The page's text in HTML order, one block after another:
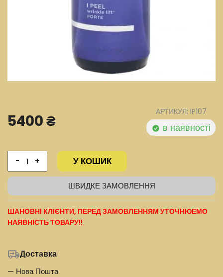
5400 ₴ АРТИКУЛ: IP107
в наявності
- + У КОШИК
ШВИДКЕ ЗАМОВЛЕННЯ
ШАНОВНІ КЛІЄНТИ, ПЕРЕД ЗАМОВЛЕННЯМ УТОЧНЮЕМО
НАЯВНІСТЬ ТОВАРУ!!
Доставка
— Нова Пошта